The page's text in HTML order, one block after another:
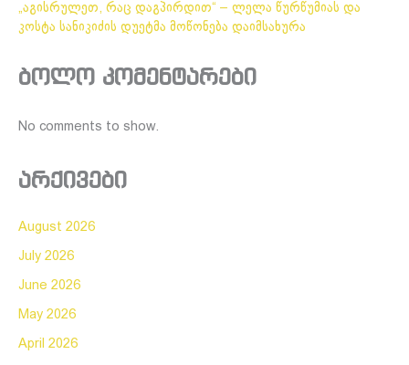
„აგისრულეთ, რაც დაგპირდით“ – ლელა წურწუმიას და
კოსტა სანიკიძის დუეტმა მოწონება დაიმსახურა
ბოლო კომენტარები
No comments to show.
არქივები
August 2026
July 2026
June 2026
May 2026
April 2026